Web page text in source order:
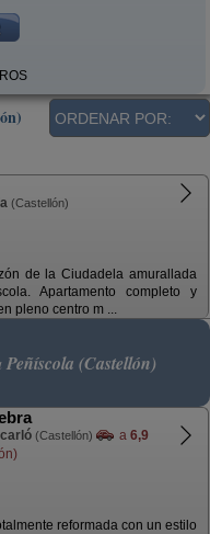
(Castellón)
de la Ciudadela amurallada
Apartamento completo y
pleno centro m ...
Peñíscola (Castellón)
(Castellón) a 6,9
reformada con un estilo